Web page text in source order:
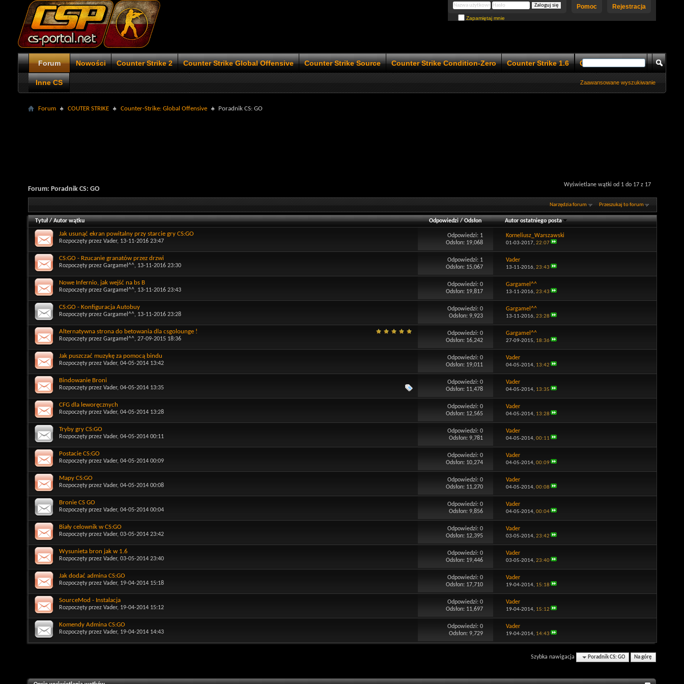
Rejestracja
Pomoc
Zapamiętaj mnie
Forum Nowości Counter Strike 2 Counter Strike Global Offensive Counter Strike Source Counter Strike Condition-Zero Counter Strike 1.6 Counter Strike 1.5
Inne CS Zaawansowane wyszukiwanie
Forum COUTER STRIKE Counter-Strike: Global Offensive Poradnik CS: GO
Wyświetlane wątki od 1 do 17 z 17
Forum: Poradnik CS: GO
Narzędzia forum Przeszukaj to forum
Tytuł/Autor wątku Odpowiedzi/Odsłon Autor ostatniego posta
Jak usunąć ekran powitalny przy starcie gry CS:GO
Rozpoczęty przez Vader, 13-11-2016 23:47
Odpowiedzi: 1
Odsłon: 19,068
Korneliusz_Warszawski
01-03-2017, 22:07
CS:GO - Rzucanie granatów przez drzwi
Rozpoczęty przez Gargamel^^, 13-11-2016 23:30
Odpowiedzi: 1
Odsłon: 15,067
Vader
13-11-2016, 23:43
Nowe Infernio, jak wejść na bs B
Rozpoczęty przez Gargamel^^, 13-11-2016 23:43
Odpowiedzi:0
Odsłon: 19,817
Gargamel^^
13-11-2016, 23:43
CS:GO - Konfiguracja Autobuy
Rozpoczęty przez Gargamel^^, 13-11-2016 23:28
Odpowiedzi:0
Odsłon: 9,923
Gargamel^^
13-11-2016, 23:28
Alternatywna strona do betowania dla csgolounge !
Rozpoczęty przez Gargamel^^, 27-09-2015 18:36
Odpowiedzi:0
Odsłon: 16,242
Gargamel^^
27-09-2015, 18:36
Jak puszczać muzykę za pomocą bindu
Rozpoczęty przez Vader, 04-05-2014 13:42
Odpowiedzi:0
Odsłon: 19,011
Vader
04-05-2014, 13:42
Bindowanie Broni
Rozpoczęty przez Vader, 04-05-2014 13:35
Odpowiedzi:0
Odsłon: 11,478
Vader
04-05-2014, 13:35
CFG dla leworęcznych
Rozpoczęty przez Vader, 04-05-2014 13:28
Odpowiedzi:0
Odsłon: 12,565
Vader
04-05-2014, 13:28
Tryby gry CS:GO
Rozpoczęty przez Vader, 04-05-2014 00:11
Odpowiedzi:0
Odsłon: 9,781
Vader
04-05-2014, 00:11
Postacie CS:GO
Rozpoczęty przez Vader, 04-05-2014 00:09
Odpowiedzi:0
Odsłon: 10,274
Vader
04-05-2014, 00:09
Mapy CS:GO
Rozpoczęty przez Vader, 04-05-2014 00:08
Odpowiedzi:0
Odsłon: 11,270
Vader
04-05-2014, 00:08
Bronie CS GO
Rozpoczęty przez Vader, 04-05-2014 00:04
Odpowiedzi:0
Odsłon: 9,856
Vader
04-05-2014, 00:04
Biały celownik w CS:GO
Rozpoczęty przez Vader, 03-05-2014 23:42
Odpowiedzi:0
Odsłon: 12,395
Vader
03-05-2014, 23:42
Wysunieta bron jak w 1.6
Rozpoczęty przez Vader, 03-05-2014 23:40
Odpowiedzi:0
Odsłon: 19,446
Vader
03-05-2014, 23:40
Jak dodać admina CS:GO
Rozpoczęty przez Vader, 19-04-2014 15:18
Odpowiedzi:0
Odsłon: 17,710
Vader
19-04-2014, 15:18
SourceMod - Instalacja
Rozpoczęty przez Vader, 19-04-2014 15:12
Odpowiedzi:0
Odsłon: 11,697
Vader
19-04-2014, 15:12
Komendy Admina CS:GO
Rozpoczęty przez Vader, 19-04-2014 14:43
Odpowiedzi:0
Odsłon: 9,729
Vader
19-04-2014, 14:43
Szybka nawigacja Poradnik CS: GO Na górę